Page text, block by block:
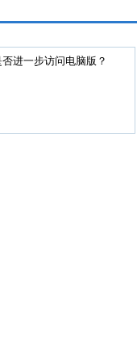
进一步访问电脑版？